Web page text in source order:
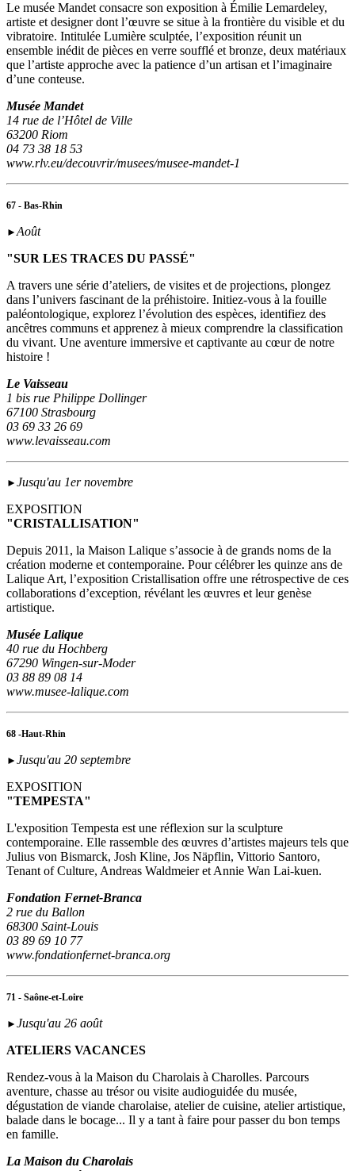
Le musée Mandet consacre son exposition à Émilie Lemardeley,
artiste et designer dont l’œuvre se situe à la frontière du visible et du
vibratoire. Intitulée Lumière sculptée, l’exposition réunit un
ensemble inédit de pièces en verre soufflé et bronze, deux matériaux
que l’artiste approche avec la patience d’un artisan et l’imaginaire
d’une conteuse.
Musée Mandet
14 rue de l’Hôtel de Ville
63200 Riom
04 73 38 18 53
www.rlv.eu/decouvrir/musees/musee-mandet-1
67 - Bas-Rhin
►Août
"SUR LES TRACES DU PASSÉ"
A travers une série d’ateliers, de visites et de projections, plongez
dans l’univers fascinant de la préhistoire. Initiez-vous à la fouille
paléontologique, explorez l’évolution des espèces, identifiez des
ancêtres communs et apprenez à mieux comprendre la classification
du vivant. Une aventure immersive et captivante au cœur de notre
histoire !
Le Vaisseau
1 bis rue Philippe Dollinger
67100 Strasbourg
03 69 33 26 69
www.levaisseau.com
► Jusqu'au 1er novembre
EXPOSITION
"CRISTALLISATION"
Depuis 2011, la Maison Lalique s’associe à de grands noms de la
création moderne et contemporaine. Pour célébrer les quinze ans de
Lalique Art, l’exposition Cristallisation offre une rétrospective de ces
collaborations d’exception, révélant les œuvres et leur genèse
artistique.
Musée Lalique
40 rue du Hochberg
67290 Wingen-sur-Moder
03 88 89 08 14
www.musee-lalique.com
68 -Haut-Rhin
► Jusqu'au 20 septembre
EXPOSITION
"TEMPESTA"
L'exposition Tempesta est une réflexion sur la sculpture
contemporaine. Elle rassemble des œuvres d’artistes majeurs tels que
Julius von Bismarck, Josh Kline, Jos Näpflin, Vittorio Santoro,
Tenant of Culture, Andreas Waldmeier et Annie Wan Lai-kuen.
Fondation Fernet-Branca
2 rue du Ballon
68300 Saint-Louis
03 89 69 10 77
www.fondationfernet-branca.org
71 - Saône-et-Loire
► Jusqu'au 26 août
ATELIERS VACANCES
Rendez-vous à la Maison du Charolais à Charolles. Parcours
aventure, chasse au trésor ou visite audioguidée du musée,
dégustation de viande charolaise, atelier de cuisine, atelier artistique,
balade dans le bocage... Il y a tant à faire pour passer du bon temps
en famille.
La Maison du Charolais